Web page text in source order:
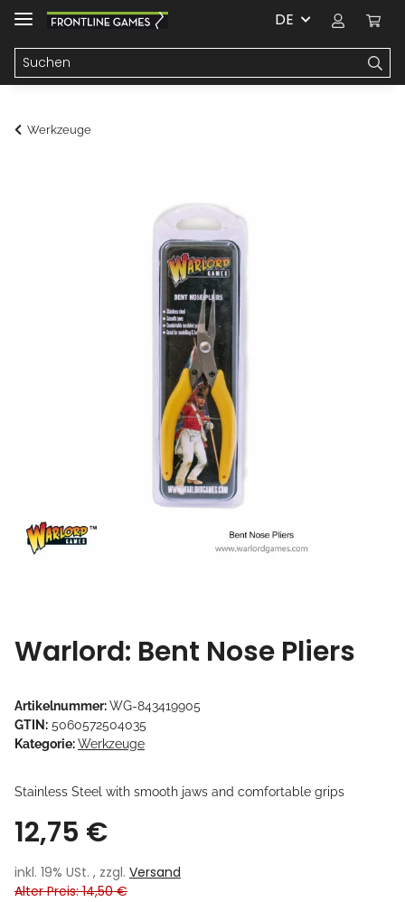
DE
Werkzeuge
Warlord: Bent Nose Pliers
Artikelnummer:WG-843419905
GTIN: 5060572504035
Kategorie:Werkzeuge
Stainless Steel with smooth jaws and comfortable grips
12,75 €
inkl. 19% USt. , zzgl. Versand
Alter Preis: 14,50 €